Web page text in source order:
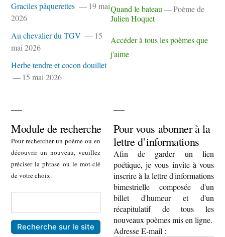
Graciles pâquerettes
19 mai
2026
Au chevalier du TGV
15
mai 2026
Herbe tendre et cocon douillet
15 mai 2026
Quand le bateau
Poème de
Julien Hoquet
Accéder à tous les poèmes que
j'aime
Module de recherche
Pour rechercher un poème ou en
découvrir un nouveau, veuillez
préciser la phrase ou le mot-clé
de votre choix.
Pour vous abonner à la
lettre d’informations
Afin de garder un lien
poétique, je vous invite à vous
inscrire à la lettre d'informations
bimestrielle composée d'un
billet d'humeur et d'un
récapitulatif de tous les
nouveaux poèmes mis en ligne.
Adresse E-mail :